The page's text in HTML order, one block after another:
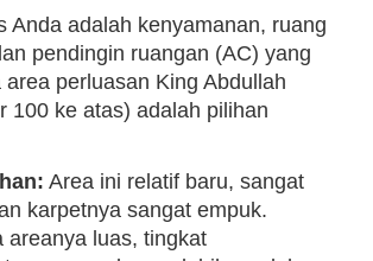
Anda adalah kenyamanan, ruang
pendingin ruangan (AC) yang
perluasan King Abdullah
100 ke atas) adalah pilihan
Area ini relatif baru, sangat
karpetnya sangat empuk.
areanya luas, tingkat